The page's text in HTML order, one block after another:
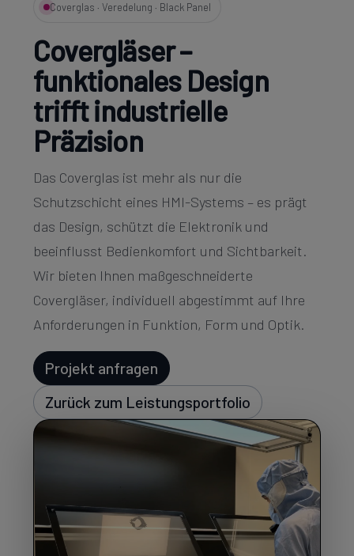
Coverglas · Veredelung · Black Panel
Covergläser –
funktionales Design
trifft industrielle
Präzision
Das Coverglas ist mehr als nur die
Schutzschicht eines HMI-Systems – es prägt
das Design, schützt die Elektronik und
beeinflusst Bedienkomfort und Sichtbarkeit.
Wir bieten Ihnen maßgeschneiderte
Covergläser, individuell abgestimmt auf Ihre
Anforderungen in Funktion, Form und Optik.
Projekt anfragen
Zurück zum Leistungsportfolio